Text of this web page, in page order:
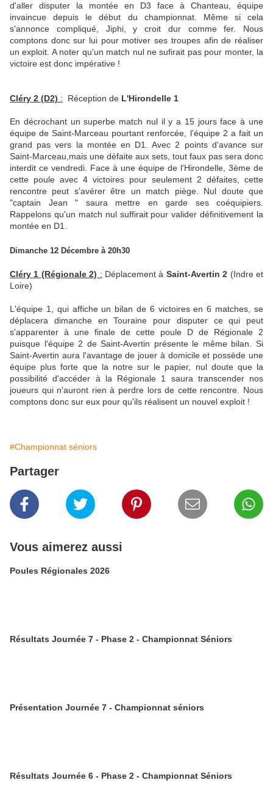
d'aller disputer la montée en D3 face à Chanteau, équipe
invaincue depuis le début du championnat. Même si cela
s'annonce compliqué, Jiphi, y croit dur comme fer. Nous
comptons donc sur lui pour motiver ses troupes afin de réaliser
un exploit. A noter qu'un match nul ne sufirait pas pour monter, la
victoire est donc impérative !
Cléry 2 (D2) : Réception de L'Hirondelle 1
En décrochant un superbe match nul il y a 15 jours face à une
équipe de Saint-Marceau pourtant renforcée, l'équipe 2 a fait un
grand pas vers la montée en D1. Avec 2 points d'avance sur
Saint-Marceau,mais une défaite aux sets, tout faux pas sera donc
interdit ce vendredi. Face à une équipe de l'Hirondelle, 3ème de
cette poule avec 4 victoires pour seulement 2 défaites, cette
rencontre peut s'avérer être un match piège. Nul doute que
"captain Jean " saura mettre en garde ses coéquipiers.
Rappelons qu'un match nul suffirait pour valider définitivement la
montée en D1.
Dimanche 12 Décembre à 20h30
Cléry 1 (Régionale 2) : Déplacement à Saint-Avertin 2 (Indre et
Loire)
L'équipe 1, qui affiche un bilan de 6 victoires en 6 matches, se
déplacera dimanche en Touraine pour disputer ce qui peut
s'apparenter à une finale de cette poule D de Régionale 2
puisque l'équipe 2 de Saint-Avertin présente le même bilan. Si
Saint-Avertin aura l'avantage de jouer à domicile et possède une
équipe plus forte que la notre sur le papier, nul doute que la
possibilité d'accéder à la Régionale 1 saura transcender nos
joueurs qui n'auront rien à perdre lors de cette rencontre. Nous
comptons donc sur eux pour qu'ils réalisent un nouvel exploit !
#Championnat séniors
Partager
Vous aimerez aussi
Poules Régionales 2026
Résultats Journée 7 - Phase 2 - Championnat Séniors
Présentation Journée 7 - Championnat séniors
Résultats Journée 6 - Phase 2 - Championnat Séniors